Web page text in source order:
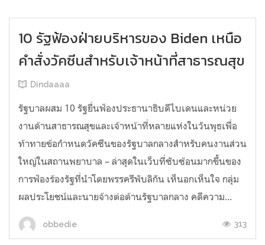
10 รัฐฟ้องฝ่ายบริหารของ Biden เหนือ
คำสั่งวัคซีนสำหรับเจ้าหน้าที่สาธารณสุข
Dindaaaa
รัฐบาลผสม 10 รัฐยื่นฟ้องประธานาธิบดีไบเดนและหน่วย
งานด้านสาธารณสุขและเจ้าหน้าที่หลายแห่งในวันพุธเพื่อ
ท้าทายข้อกำหนดวัคซีนของรัฐบาลกลางสำหรับคนงานส่วน
ใหญ่ในสถานพยาบาล – ล่าสุดในเว็บที่ซับซ้อนมากขึ้นของ
การฟ้องร้องรัฐที่นำโดยพรรครีพับลิกัน เห็นอกเห็นใจ กลุ่ม
ผลประโยชน์และนายจ้างต่อต้านรัฐบาลกลาง คดีความ...
obbedie 313